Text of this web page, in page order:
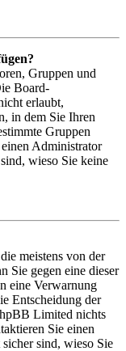
Gruppen und
Board-
erlaubt,
in dem Sie Ihren
Gruppen
Administrator
wieso Sie keine
meistens von der
Sie gegen eine dieser
eine Verwarnung
Entscheidung der
Limited nichts
Sie einen
sind, wieso Sie